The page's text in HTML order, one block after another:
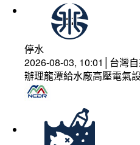
停水
2026-08-03, 10:01│台灣
辦理龍潭給水廠高壓電氣